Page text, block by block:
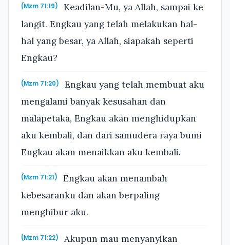
(Mzm 71:19)
Keadilan-Mu, ya Allah, sampai ke
langit. Engkau yang telah melakukan hal-
hal yang besar, ya Allah, siapakah seperti
Engkau?
(Mzm 71:20)
Engkau yang telah membuat aku
mengalami banyak kesusahan dan
malapetaka, Engkau akan menghidupkan
aku kembali, dan dari samudera raya bumi
Engkau akan menaikkan aku kembali.
(Mzm 71:21)
Engkau akan menambah
kebesaranku dan akan berpaling
menghibur aku.
(Mzm 71:22)
Akupun mau menyanyikan